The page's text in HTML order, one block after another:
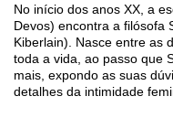
No início dos anos XX, a
Devos) encontra a filósofa
Kiberlain). Nasce entre as
toda a vida, ao passo que
mais, expondo as suas
detalhes da intimidade